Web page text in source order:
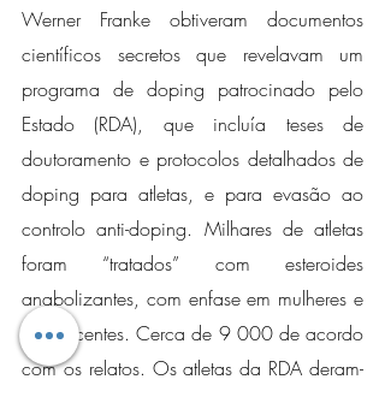
Werner Franke obtiveram documentos
científicos secretos que revelavam um
programa de doping patrocinado pelo
Estado (RDA), que incluía teses de
doutoramento e protocolos detalhados de
doping para atletas, e para evasão ao
controlo anti-doping. Milhares de atletas
foram “tratados” com esteroides
anabolizantes, com enfase em mulheres e
adolescentes. Cerca de 9 000 de acordo
com os relatos. Os atletas da RDA deram-